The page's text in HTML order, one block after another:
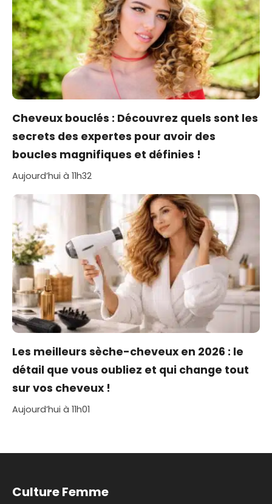
Cheveux bouclés : Découvrez quels sont les
secrets des expertes pour avoir des
boucles magnifiques et définies !
Aujourd’hui à 11h32
Les meilleurs sèche-cheveux en 2026 : le
détail que vous oubliez et qui change tout
sur vos cheveux !
Aujourd’hui à 11h01
Culture Femme